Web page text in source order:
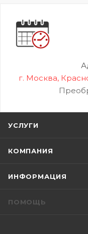
г. Москва,
УСЛУГИ
КОМПАНИЯ
ИНФОРМАЦИЯ
ПОМОЩЬ